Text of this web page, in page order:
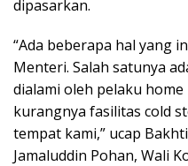
dipasarkan.
“Ada beberapa hal yang
Menteri. Salah satunya
dialami oleh pelaku
kurangnya fasilitas cold
tempat kami,” ucap
Jamaluddin Pohan, Wali